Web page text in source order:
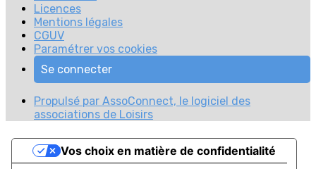
Licences
Mentions légales
CGUV
Paramétrer vos cookies
Se connecter
Propulsé par AssoConnect, le logiciel des
associations de Loisirs
Vos choix en matière de confidentialité